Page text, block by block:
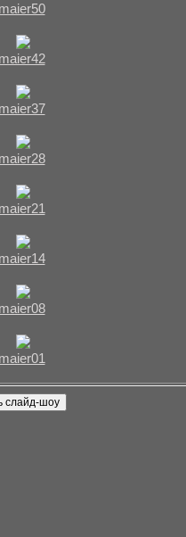
maier50
maier42
maier37
maier28
maier21
maier14
maier08
maier01